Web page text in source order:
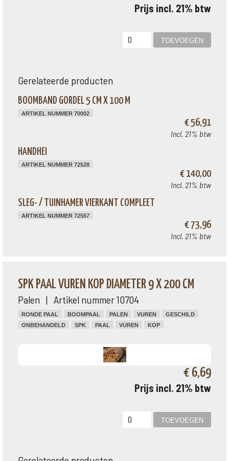
Prijs incl. 21% btw
Gerelateerde producten
BOOMBAND GORDEL 5 CM X 100 M
ARTIKEL NUMMER 70002
€ 56,91
Incl. 21% btw
HANDHEI
ARTIKEL NUMMER 72528
€ 140,00
Incl. 21% btw
SLEG- / TUINHAMER VIERKANT COMPLEET
ARTIKEL NUMMER 72557
€ 73,96
Incl. 21% btw
SPK PAAL VUREN KOP DIAMETER 9 X 200 CM
Palen | Artikel nummer 10704
RONDE PAAL BOOMPAAL PALEN VUREN
GESCHILD
ONBEHANDELD
SPK PAAL VUREN KOP
€ 6,69
Prijs incl. 21% btw